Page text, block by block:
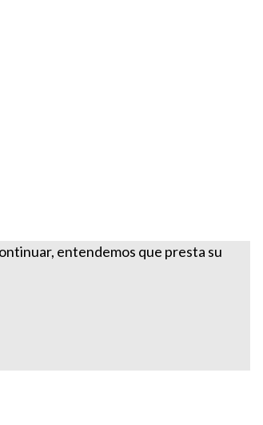
entendemos que presta su